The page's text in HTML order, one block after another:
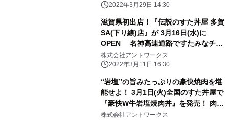
1.5倍、ニンニク量5倍の豪快肉丼！
2022年3月29日 14:30
滋賀県初出店！『伝説のすた丼屋 多賀
SA(下り線)店』が 3月16日(水)に
OPEN 名神高速道路ですたみなチャ
ージ！ オープンから5日間は＜30g肉
増量キャンペーン＞を実施！
株式会社アントワークス
2022年3月11日 16:30
“岩塩”の旨みたっぷりの豪快焼肉を堪
能せよ！ 3月1日(火)全国のすた丼屋で
『豪快W牛岩塩焼肉丼』を発売！ 肉＆
ニンニクパワーで忙しい新生活シーズ
株式会社アントワークス